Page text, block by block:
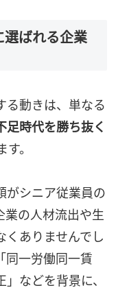
ばれる企業
る動きは、単なる
足時代を勝ち抜く
。
がシニア従業員の
業の人材流出や生
ありませんでし
同一労働同一賃
などを背景に、